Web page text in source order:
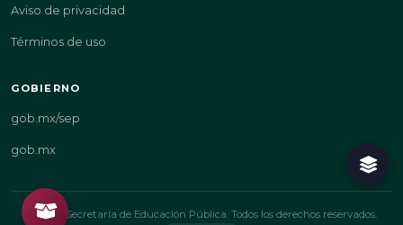
Aviso de privacidad
Términos de uso
GOBIERNO
gob.mx/sep
gob.mx
© 2026 Secretaría de Educación Pública. Todos los derechos reservados.